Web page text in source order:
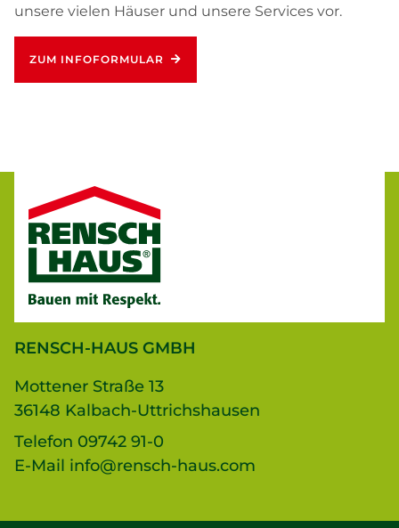
unsere vielen Häuser und unsere Services vor.
ZUM INFOFORMULAR
RENSCH-HAUS GMBH
Mottener Straße 13
36148 Kalbach-Uttrichshausen
Telefon 09742 91-0
E-Mail info@rensch-haus.com